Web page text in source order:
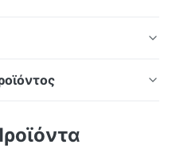
Ζωής 20000~100000
Ζωής 20000~100000